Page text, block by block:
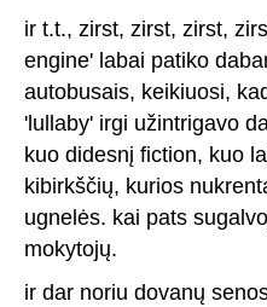
ir t.t., zirst, zirst, zirst,
engine' labai patiko
autobusais, keikiuosi,
'lullaby' irgi užintrigavo
kuo didesnį fiction, kuo
kibirkščių, kurios
ugnelės. kai pats
mokytojų.
ir dar noriu dovanų